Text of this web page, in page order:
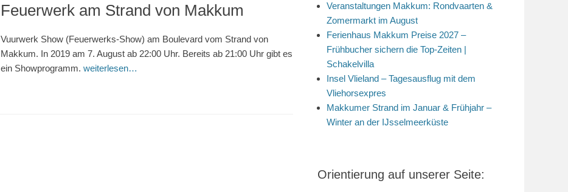
Feuerwerk am Strand von Makkum
Vuurwerk Show (Feuerwerks-Show) am Boulevard vom Strand von
Makkum. In 2019 am 7. August ab 22:00 Uhr. Bereits ab 21:00 Uhr gibt es
ein Showprogramm. weiterlesen…
Veranstaltungen Makkum: Rondvaarten &
Zomermarkt im August
Ferienhaus Makkum Preise 2027 –
Frühbucher sichern die Top-Zeiten |
Schakelvilla
Insel Vlieland – Tagesausflug mit dem
Vliehorsexpres
Makkumer Strand im Januar & Frühjahr –
Winter an der IJsselmeerküste
Orientierung auf unserer Seite: